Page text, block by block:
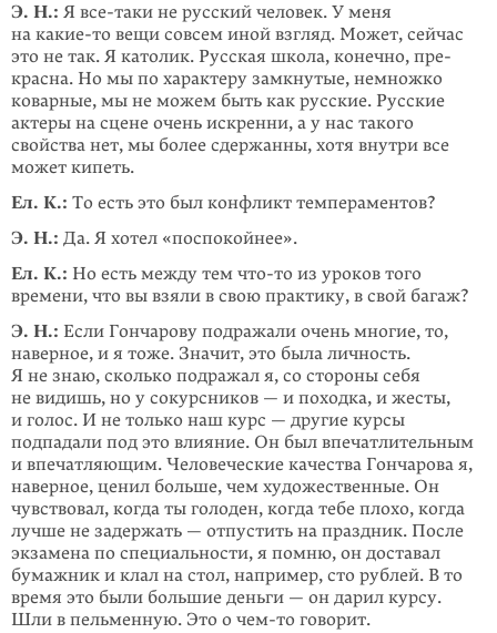
Э. Н.: Я все-таки не русский человек. У меня
на какие-то вещи совсем иной взгляд. Может, сейчас
это не так. Я католик. Русская школа, конечно, пре­
красна. Но мы по харак­теру замкнутые, немножко
коварные, мы не можем быть как русские. Русские
актеры на сцене очень искренни, а у нас такого
свойства нет, мы более сдержанны, хотя внутри все
может кипеть.
Ел. К.: То есть это был конфликт темпераментов?
Э. Н.: Да. Я хотел «поспокойнее».
Ел. К.: Но есть между тем что-то из уроков того
времени, что вы взяли в свою практику, в свой багаж?
Э. Н.: Если Гончарову подражали очень многие, то,
наверное, и я тоже. Значит, это была личность.
Я не знаю, сколько подражал я, со стороны себя
не видишь, но у сокурс­ников — и поход­ка, и жес­ты,
и голос. И не только наш курс — другие курсы
подпадали под это влияние. Он был впечатлительным
и впечатляющим. Человеческие качества Гончарова я,
наверное, ценил больше, чем художествен­ные. Он
чувствовал, когда ты голоден, когда тебе плохо, когда
лучше не задер­жать — отпус­тить на праздник. После
экзамена по специальности, я помню, он доставал
бумажник и клал на стол, например, сто рублей. В то
время это были большие деньги — он дарил курсу.
Шли в пельменную. Это о чем-то говорит.